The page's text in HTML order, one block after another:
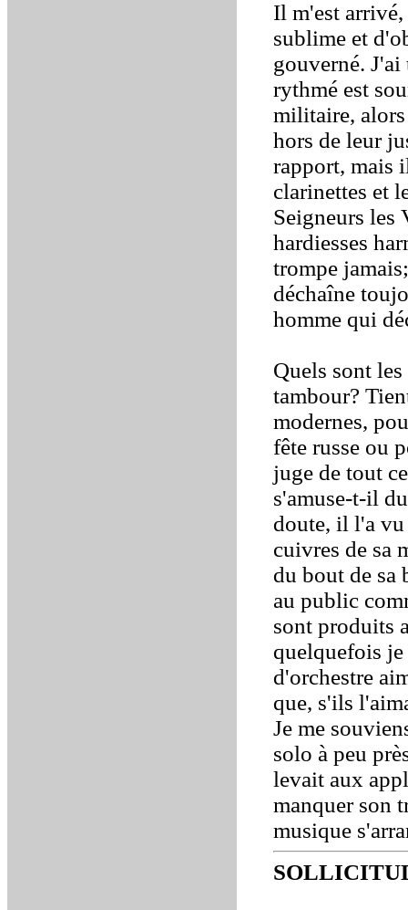
Il m'est arrivé,
sublime et
gouverné.
rythmé est
militaire, alors
hors de leur
rapport, mais
clarinettes et
Seigneurs les
hardiesses
trompe
déchaîne
homme qui
Quels sont
tambour?
modernes,
fête russe ou
juge de tout
s'amuse-t-il
doute, il l'a vu
cuivres de sa
du bout de sa
au public
sont produits
quelquefois je
d'orchestre
que, s'ils
Je me
solo à peu
levait aux
manquer son
musique